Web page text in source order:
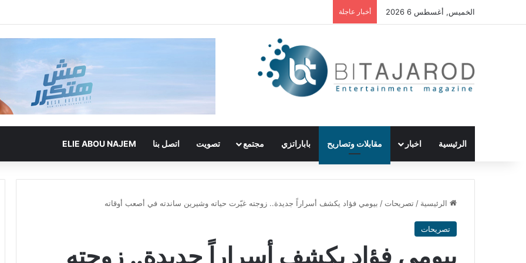
الخميس, أغسطس 6 2026 أخبار عاجلة
الرئيسية اخبار مقابلات وتصاريح باباراتزي مجتمع تصويت اتصل بنا ELIE ABOU NAJEM
الرئيسية / تصريحات / بيومي فؤاد يكشف أسراراً جديدة.. زوجته غيّرت حياته وشيرين ساندته في أصعب أوقاته
تصريحات
بيومي فؤاد يكشف أسراراً جديدة.. زوجته